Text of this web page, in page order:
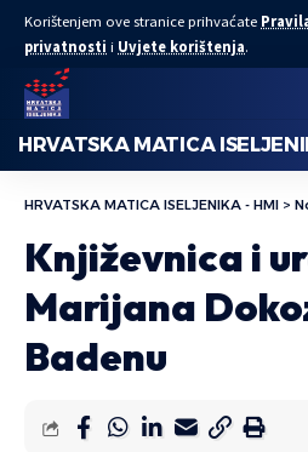
Korištenjem ove stranice prihvaćate
privatnosti i Uvjete korištenja.
HRVATSKA MATICA
HRVATSKA MATICA ISELJENIKA - HMI >
Književnica i
Marijana
Badenu